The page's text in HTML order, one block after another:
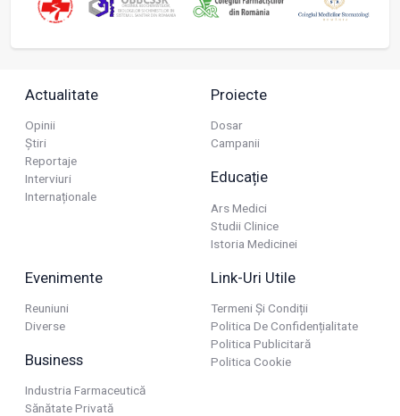
Actualitate
Opinii
Știri
Reportaje
Interviuri
Internaționale
Proiecte
Dosar
Campanii
Educație
Ars Medici
Studii Clinice
Istoria Medicinei
Evenimente
Reuniuni
Diverse
Business
Industria Farmaceutică
Sănătate Privată
Link-Uri Utile
Termeni Și Condiții
Politica De Confidențialitate
Politica Publicitară
Politica Cookie